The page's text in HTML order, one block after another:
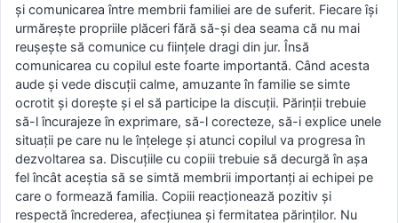
și comunicarea între membrii familiei are de suferit. Fiecare își
urmărește propriile plăceri fără să-și dea seama că nu mai
reușește să comunice cu ființele dragi din jur. Însă
comunicarea cu copilul este foarte importantă. Când acesta
aude și vede discuții calme, amuzante în familie se simte
ocrotit și dorește și el să participe la discuții. Părinții trebuie
să-l încurajeze în exprimare, să-l corecteze, să-i explice unele
situații pe care nu le înțelege și atunci copilul va progresa în
dezvoltarea sa. Discuțiile cu copiii trebuie să decurgă în așa
fel încât aceștia să se simtă membrii importanți ai echipei pe
care o formează familia. Copiii reacționează pozitiv și
respectă încrederea, afecțiunea și fermitatea părinților. Nu